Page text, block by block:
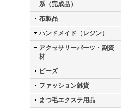
系（完成品）
布製品
ハンドメイド（レジン）
アクセサリーパーツ・副資
材
ビーズ
ファッション雑貨
まつ毛エクステ用品